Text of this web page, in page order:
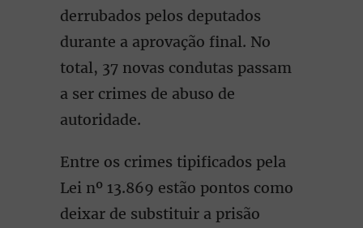
derrubados pelos deputados
durante a aprovação final. No
total, 37 novas condutas passam
a ser crimes de abuso de
autoridade.
Entre os crimes tipificados pela
Lei nº 13.869 estão pontos como
deixar de substituir a prisão